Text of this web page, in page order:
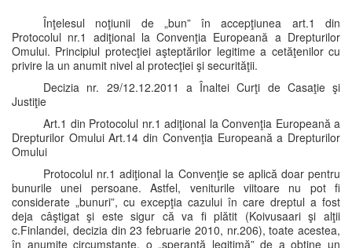
Înţelesul noţiunii de „bun” în accepţiunea art.1 din
Protocolul nr.1 adiţional la Convenţia Europeană a Drepturilor
Omului. Principiul protecţiei aşteptărilor legitime a cetăţenilor cu
privire la un anumit nivel al protecţiei şi securităţii.
Decizia nr. 29/12.12.2011 a Înaltei Curţi de Casaţie şi
Justiţie
Art.1 din Protocolul nr.1 adiţional la Convenţia Europeană a
Drepturilor Omului Art.14 din Convenţia Europeană a Drepturilor
Omului
Protocolul nr.1 adiţional la Convenţie se aplică doar pentru
bunurile unei persoane. Astfel, veniturile viitoare nu pot fi
considerate „bunuri”, cu excepţia cazului în care dreptul a fost
deja câştigat şi este sigur că va fi plătit (Koivusaari şi alţii
c.Finlandei, decizia din 23 februarie 2010, nr.206), toate acestea,
în anumite circumstanţe, o „speranţă legitimă” de a obţine un